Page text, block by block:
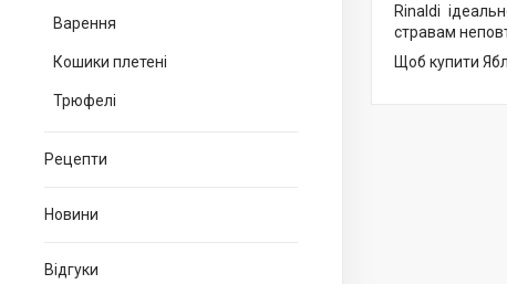
Варення
Кошики плетені
Трюфелі
Рецепти
Новини
Відгуки
Rinaldi
стравам
Щоб купити